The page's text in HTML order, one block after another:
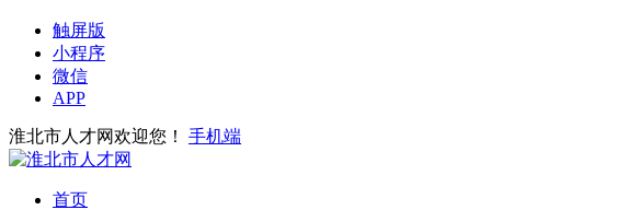
触屏版
小程序
微信
APP
淮北市人才网欢迎您！ 手机端
首页